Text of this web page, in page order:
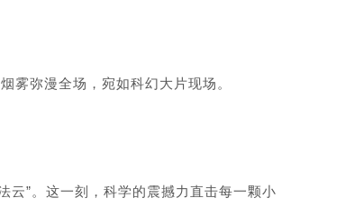
弥漫全场，宛如科幻大片现场。
云”。这一刻，科学的震撼力直击每一颗小